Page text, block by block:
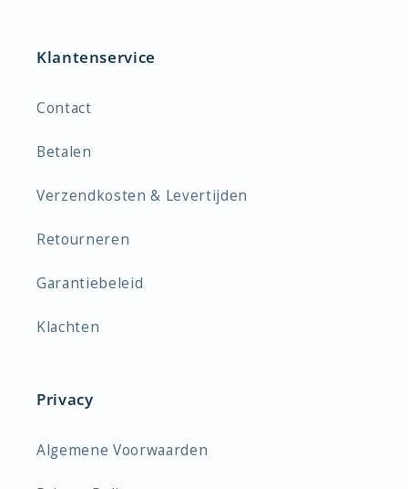
Klantenservice
Contact
Betalen
Verzendkosten & Levertijden
Retourneren
Garantiebeleid
Klachten
Privacy
Algemene Voorwaarden